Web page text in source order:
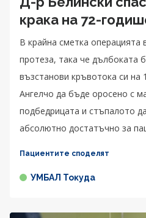
крака на 72-
В крайна сметка операцията
протеза, така че дълбоката
възстанови кръвотока си на
Ангелчо да бъде оросено с
подбедрицата и стъпалото
абсолютно достатъчно за
Пациентите споделят
УМБАЛ Токуда